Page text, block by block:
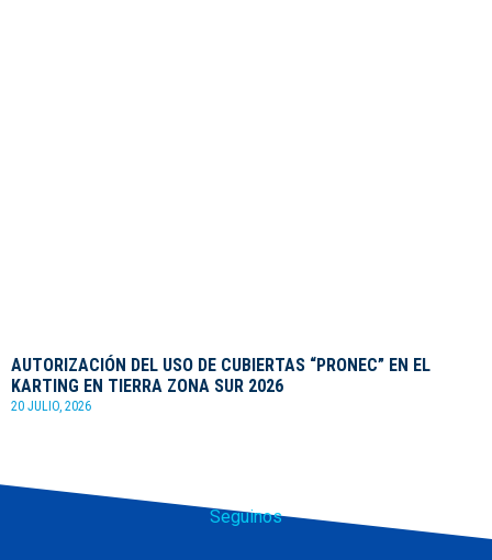
AUTORIZACIÓN DEL USO DE CUBIERTAS “PRONEC” EN EL
KARTING EN TIERRA ZONA SUR 2026
20 JULIO, 2026
Seguinos